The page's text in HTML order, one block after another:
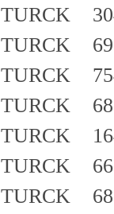
TURCK
TURCK
TURCK
TURCK
TURCK
TURCK
TURCK